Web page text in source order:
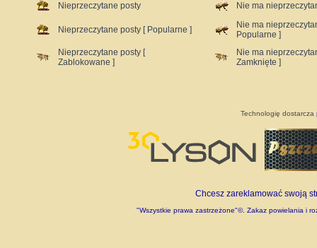
Nieprzeczytane posty Nie ma
Nieprzeczytane posty [ Popularne ]
Nie ma
Popularne ]
Nieprzeczytane posty [
Zablokowane ]
Nie ma
Zamknięte ]
Technologię dostarcza
Chcesz zareklamować swoją
"Wszystkie prawa zastrzeżone"©. Zakaz powielania i